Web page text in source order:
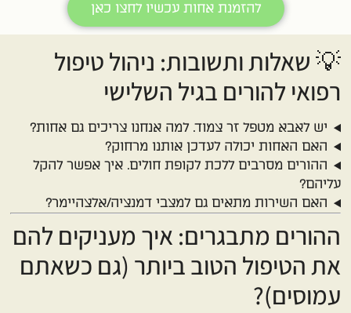
להזמנת אחות עכשיו לחצו כאן
💡 שאלות ותשובות: ניהול טיפול
רפואי להורים בגיל השלישי
יש לאבא מטפל זר צמוד. למה אנחנו צריכים גם אחות?
האם האחות יכולה לעדכן אותנו מרחוק?
ההורים מסרבים ללכת לקופת חולים. איך אפשר להקל
עליהם?
האם השירות מתאים גם למצבי דמנציה/אלצהיימר?
ההורים מתבגרים: איך מעניקים להם
את הטיפול הטוב ביותר (גם כשאתם
עמוסים)?